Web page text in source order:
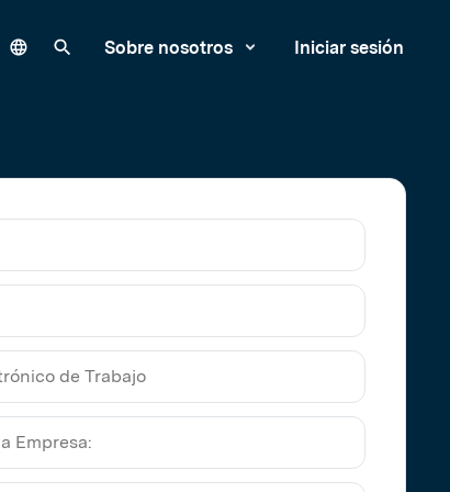
LanguageBuscar en nuestro sitio
Sobre nosotros Iniciar sesión